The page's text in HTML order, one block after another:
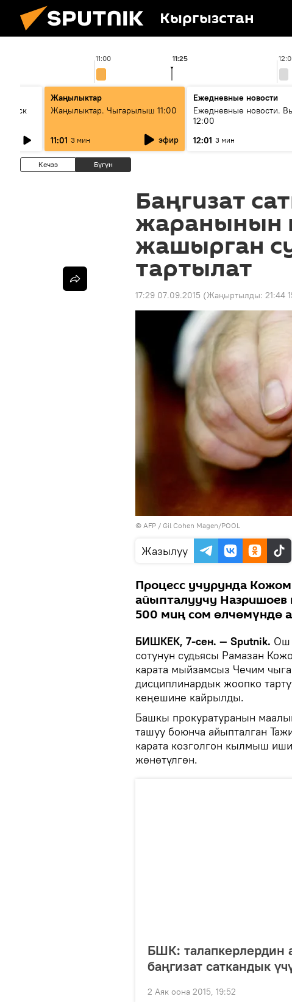
Кыргызстан
11:00 11:25
Жаңылыктар
Жаңылыктар. Чыгарылыш 11:00
11:01 3 мин эфир
Ежедневные новости
Ежедневные новости.
12:00
12:01 3 мин
Кечээ Бүгүн
Баңгизат
жаранынын
жашырган
тартылат
17:29 07.09.2015 (Жаңыртылды: 21:44
© AFP / Gil Cohen Magen/POOL
Жазылуу
Процесс учурунда
айыпталуучу Назришоев
500 миң сом өлчөмүндө
БИШКЕК, 7-сен. — Sputnik. Ош
сотунун судьясы Рамазан
карата мыйзамсыз Чечим
дисциплинардык жоопко
кеңешине кайрылды.
Башкы прокуратуранын
ташуу боюнча айыпталган
карата козголгон кылмыш
жөнөтүлгөн.
БШК: талапкерлердин
баңгизат саткандык
2 Аяк оона 2015, 19:52